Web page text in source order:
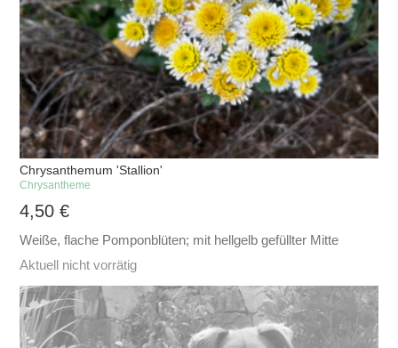
Chrysanthemum 'Stallion'
Chrysantheme
4,50€
Weiße, flache Pomponblüten; mit hellgelb gefüllter Mitte
Aktuell nicht vorrätig